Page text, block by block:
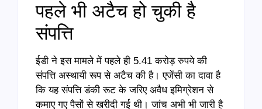
पहले भी अटैच हो चुकी है
संपत्ति
ईडी ने इस मामले में पहले ही 5.41 करोड़ रुपये की
संपत्ति अस्थायी रूप से अटैच की है। एजेंसी का दावा है
कि यह संपत्ति डंकी रूट के जरिए अवैध इमिग्रेशन से
कमाए गए पैसों से खरीदी गई थी। जांच अभी भी जारी है